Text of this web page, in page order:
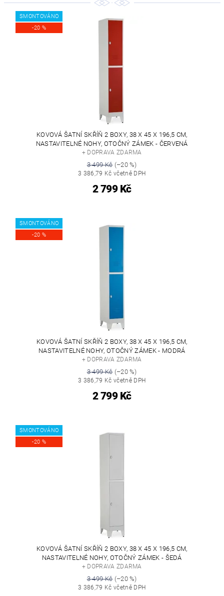
SMONTOVÁNO
-20 %
KOVOVÁ ŠATNÍ SKŘÍŇ 2 BOXY, 38 X 45 X 196,5 CM,
NASTAVITELNÉ NOHY, OTOČNÝ ZÁMEK - ČERVENÁ
+ DOPRAVA ZDARMA
3 499 Kč(–20 %)
3 386,79 Kč včetně DPH
2 799 Kč
SMONTOVÁNO
-20 %
KOVOVÁ ŠATNÍ SKŘÍŇ 2 BOXY, 38 X 45 X 196,5 CM,
NASTAVITELNÉ NOHY, OTOČNÝ ZÁMEK - MODRÁ
+ DOPRAVA ZDARMA
3 499 Kč(–20 %)
3 386,79 Kč včetně DPH
2 799 Kč
SMONTOVÁNO
-20 %
KOVOVÁ ŠATNÍ SKŘÍŇ 2 BOXY, 38 X 45 X 196,5 CM,
NASTAVITELNÉ NOHY, OTOČNÝ ZÁMEK - ŠEDÁ
+ DOPRAVA ZDARMA
3 499 Kč(–20 %)
3 386,79 Kč včetně DPH